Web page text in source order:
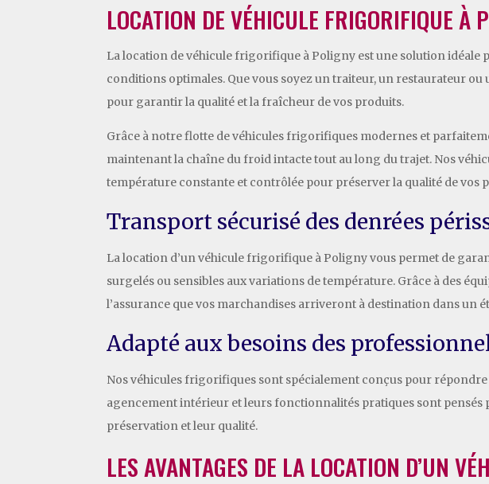
LOCATION DE VÉHICULE FRIGORIFIQUE À
La location de véhicule frigorifique à Poligny est une solution idéale
conditions optimales. Que vous soyez un traiteur, un restaurateur
pour garantir la qualité et la fraîcheur de vos produits.
Grâce à notre flotte de véhicules frigorifiques modernes et
maintenant la chaîne du froid intacte tout au long du trajet. Nos
température constante et contrôlée pour préserver la qualité de vos
Transport sécurisé des denrées
La location d’un véhicule frigorifique à Poligny vous permet de
surgelés ou sensibles aux variations de température. Grâce à des
l’assurance que vos marchandises arriveront à destination dans un
Adapté aux besoins des
Nos véhicules frigorifiques sont spécialement conçus pour
agencement intérieur et leurs fonctionnalités pratiques sont
préservation et leur qualité.
LES AVANTAGES DE LA LOCATION D’UN